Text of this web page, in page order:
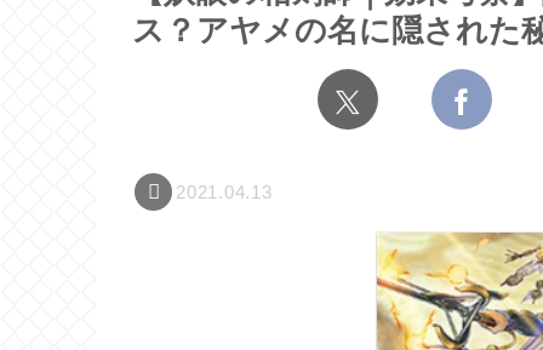
ス？アヤメの名に隠された
2021.04.13